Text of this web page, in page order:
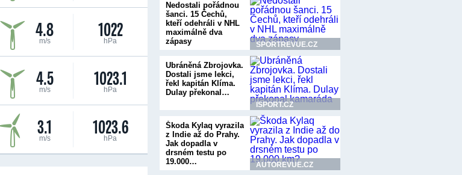
4.8
m/s 1022
hPa
4.5
m/s 1023.1
hPa
3.1
m/s 1023.6
hPa
Nedostali pořádnou
šanci. 15 Čechů,
kteří odehráli v NHL
maximálně dva
zápasy
SPORTREVUE.CZ
Ubráněná Zbrojovka.
Dostali jsme lekci,
řekl kapitán Klíma.
Dulay překonal…
ISPORT.CZ
Škoda Kylaq vyrazila
z Indie až do Prahy.
Jak dopadla v
drsném testu po
19.000…
AUTOREVUE.CZ